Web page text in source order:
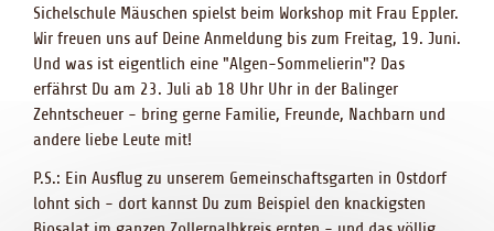
Sichelschule Mäuschen spielst beim Workshop mit Frau Eppler.
Wir freuen uns auf Deine Anmeldung bis zum Freitag, 19. Juni.
Und was ist eigentlich eine "Algen-Sommelierin"? Das
erfährst Du am 23. Juli ab 18 Uhr Uhr in der Balinger
Zehntscheuer - bring gerne Familie, Freunde, Nachbarn und
andere liebe Leute mit!
P.S.: Ein Ausflug zu unserem Gemeinschaftsgarten in Ostdorf
lohnt sich - dort kannst Du zum Beispiel den knackigsten